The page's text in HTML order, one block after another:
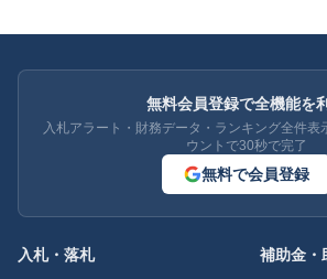
無料会員登録で全機能を
入札アラート・財務データ・ランキング全件
ウントで30秒で完了
無料で会員登録
入札・落札 補助金・